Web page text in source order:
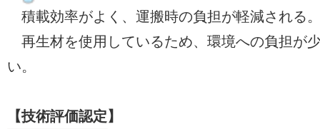
積載効率がよく、運搬時の負担が軽減される
再生材を使用しているため、環境への負担が
い。
【技術評価認定】